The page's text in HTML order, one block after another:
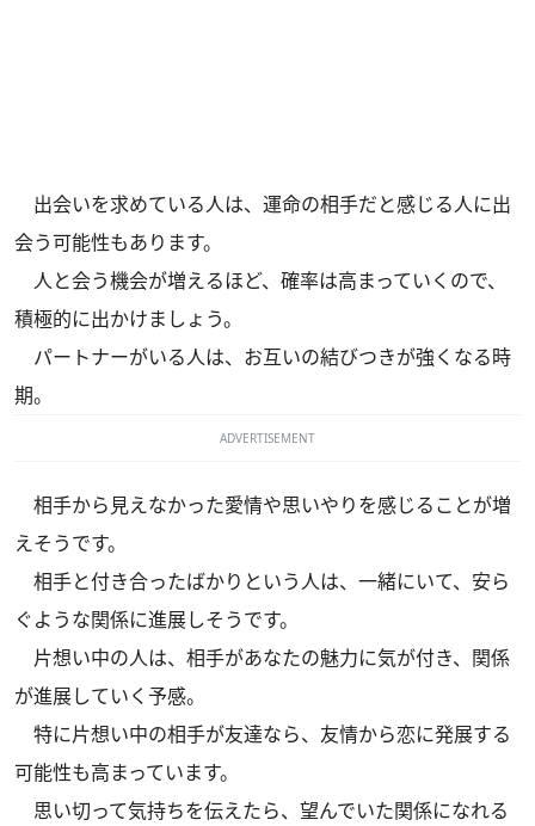
出会いを求めている人は、運命の相手だと感じる人に出
会う可能性もあります。
人と会う機会が増えるほど、確率は高まっていくので、
積極的に出かけましょう。
パートナーがいる人は、お互いの結びつきが強くなる時
期。
ADVERTISEMENT
相手から見えなかった愛情や思いやりを感じることが増
えそうです。
相手と付き合ったばかりという人は、一緒にいて、安ら
ぐような関係に進展しそうです。
片想い中の人は、相手があなたの魅力に気が付き、関係
が進展していく予感。
特に片想い中の相手が友達なら、友情から恋に発展する
可能性も高まっています。
思い切って気持ちを伝えたら、望んでいた関係になれる